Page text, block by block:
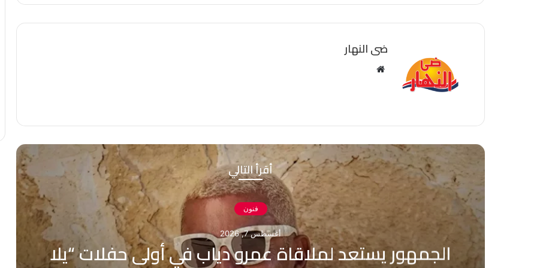
ضى النهار
أقرأ التالي
فنون
أغسطس 7, 2026
الجمهور يستعد لملاقاة عمرو دياب في أولى حفلات “يلا